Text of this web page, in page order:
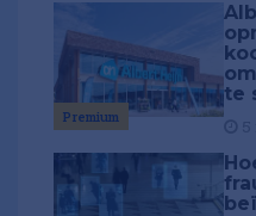
Premium
te